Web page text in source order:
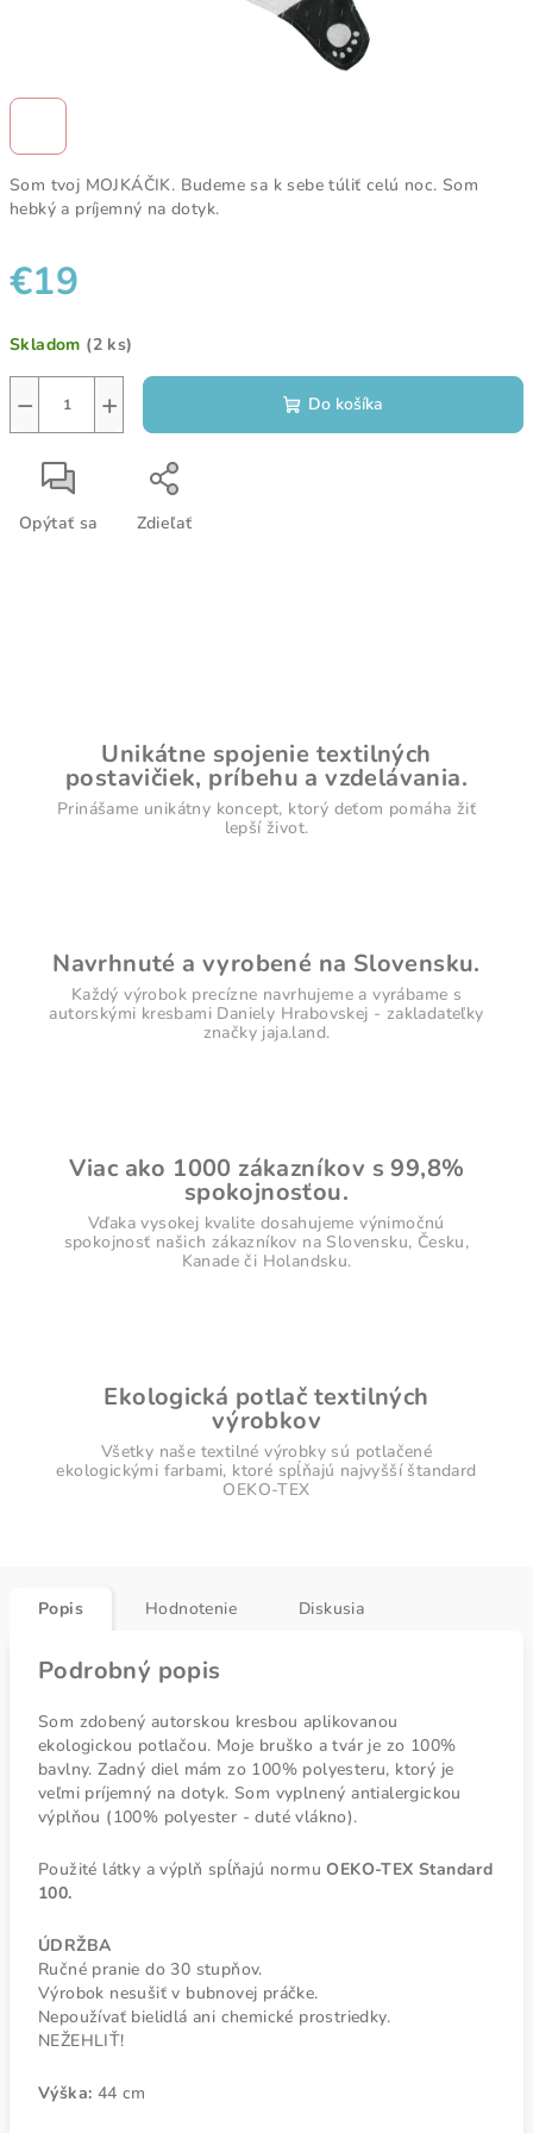
Som tvoj MOJKÁČIK. Budeme sa k sebe túliť celú noc. Som
hebký a príjemný na dotyk.
€19
cena:
Skladom (2 ks)
+
− Do košíka
Opýtať sa Zdieľať
Unikátne spojenie textilných
postavičiek, príbehu a vzdelávania.
Prinášame unikátny koncept, ktorý deťom pomáha žiť
lepší život.
Navrhnuté a vyrobené na Slovensku.
Každý výrobok precízne navrhujeme a vyrábame s
autorskými kresbami Daniely Hrabovskej - zakladateľky
značky jaja.land.
Viac ako 1000 zákazníkov s 99,8%
spokojnosťou.
Vďaka vysokej kvalite dosahujeme výnimočnú
spokojnosť našich zákazníkov na Slovensku, Česku,
Kanade či Holandsku.
Ekologická potlač textilných
výrobkov
Všetky naše textilné výrobky sú potlačené
ekologickými farbami, ktoré spĺňajú najvyšší štandard
OEKO-TEX
Popis Hodnotenie Diskusia
Podrobný popis
Som zdobený autorskou kresbou aplikovanou
ekologickou potlačou. Moje bruško a tvár je zo 100%
bavlny. Zadný diel mám zo 100% polyesteru, ktorý je
veľmi príjemný na dotyk. Som vyplnený antialergickou
výplňou (100% polyester - duté vlákno).
Použité látky a výplň spĺňajú normuOEKO-TEX Standard
100.
ÚDRŽBA
Ručné pranie do 30 stupňov.
Výrobok nesušiť v bubnovej práčke.
Nepoužívať bielidlá ani chemické prostriedky.
NEŽEHLIŤ!
Výška: 44 cm